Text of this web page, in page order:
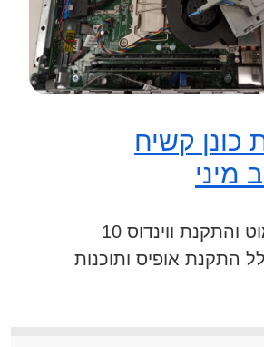
כונן קשיח
מיני
כולל פרמוט והתקנת ווינדוס 10
התקנת אופיס ותוכנות